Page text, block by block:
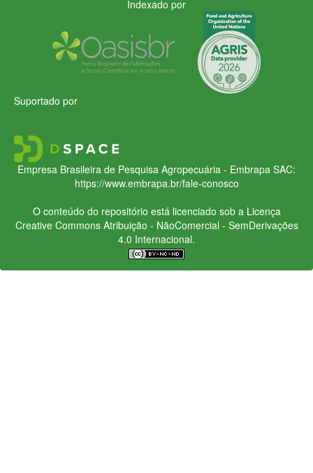
Indexado por
Suportado por
Empresa Brasileira de Pesquisa Agropecuária - Embrapa SAC:
https://www.embrapa.br/fale-conosco
O conteúdo do repositório está licenciado sob a Licença
Creative CommonsAtribuição - NãoComercial - SemDerivações
4.0 Internacional.